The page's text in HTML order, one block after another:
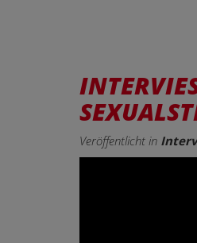
Veröffentlicht in